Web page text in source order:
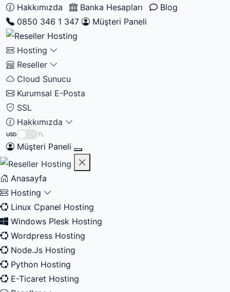
Hakkımızda Banka Hesapları
Blog
0850 346 1 347
Müşteri Paneli
Hosting
Reseller
Cloud Sunucu
Kurumsal E-Posta
SSL
Hakkımızda
USD TL
Müşteri Paneli
Anasayfa
Hosting
Linux Cpanel Hosting
Windows Plesk Hosting
Wordpress Hosting
Node.Js Hosting
Python Hosting
E-Ticaret Hosting